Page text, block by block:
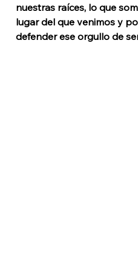
nuestras raíces, lo que
lugar del que venimos y
defender ese orgullo de